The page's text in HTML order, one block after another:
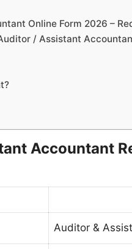
Online Form 2026 –
/ Assistant
Accountant
Auditor &